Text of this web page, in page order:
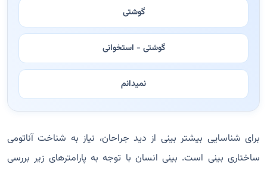
گوشتی
گوشتی - استخوانی
نمیدانم
برای شناسایی بیشتر بینی از دید جراحان، نیاز به شناخت آناتومی
ساختاری بینی است. بینی انسان با توجه به پارامترهای زیر بررسی